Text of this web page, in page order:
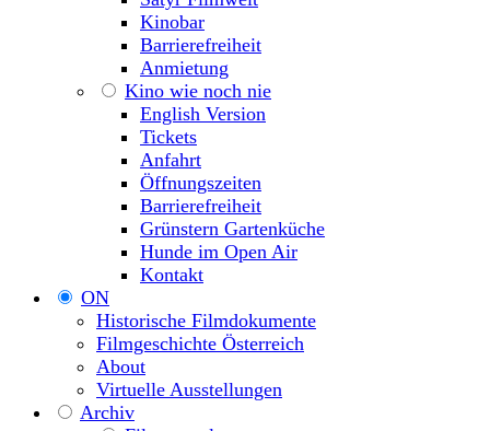
Kinobar
Barrierefreiheit
Anmietung
Kino wie noch nie
English Version
Tickets
Anfahrt
Öffnungszeiten
Barrierefreiheit
Grünstern Gartenküche
Hunde im Open Air
Kontakt
ON
Historische Filmdokumente
Filmgeschichte Österreich
About
Virtuelle Ausstellungen
Archiv